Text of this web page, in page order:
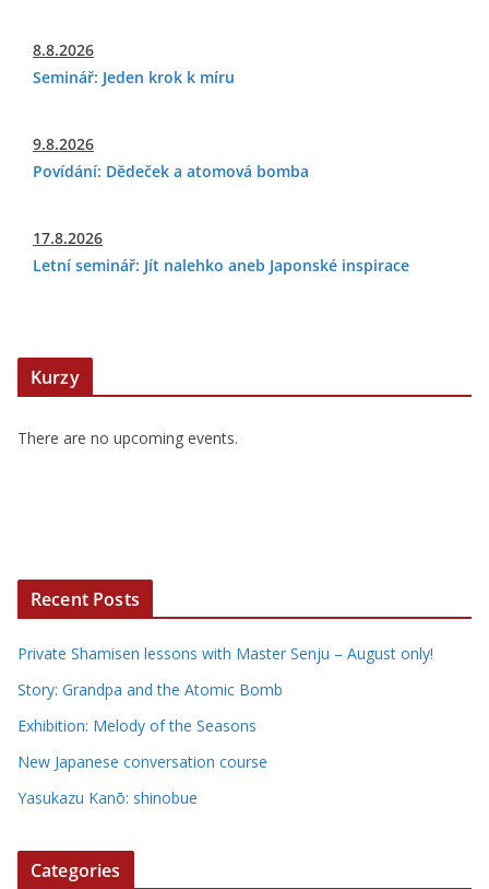
8.8.2026
Seminář: Jeden krok k míru
9.8.2026
Povídání: Dědeček a atomová bomba
17.8.2026
Letní seminář: Jít nalehko aneb Japonské inspirace
Kurzy
There are no upcoming events.
Recent Posts
Private Shamisen lessons with Master Senju – August only!
Story: Grandpa and the Atomic Bomb
Exhibition: Melody of the Seasons
New Japanese conversation course
Yasukazu Kanō: shinobue
Categories